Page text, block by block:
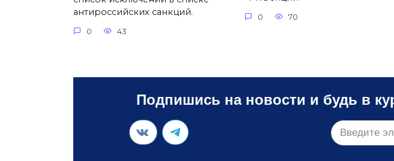
антироссийских санкций.
0 43
0 70
Подпишись на новости и будь в